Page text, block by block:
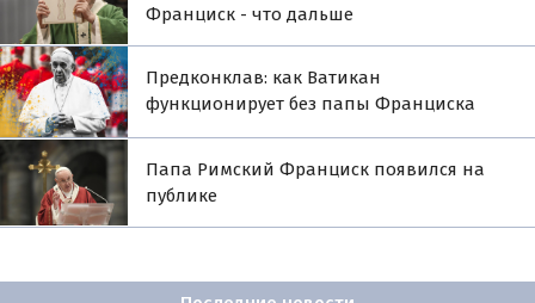
Франциск - что дальше
Предконклав: как Ватикан
функционирует без папы Франциска
Папа Римский Франциск появился на
публике